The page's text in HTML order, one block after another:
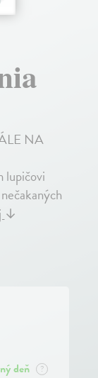
NA
lupičovi
↓
deň ?